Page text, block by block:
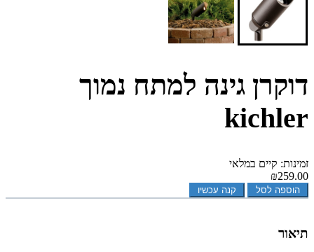
דוקרן גינה למתח נמוך
kichler
זמינות: קיים במלאי
₪259.00
הוספה לסל קנה עכשיו
תיאור